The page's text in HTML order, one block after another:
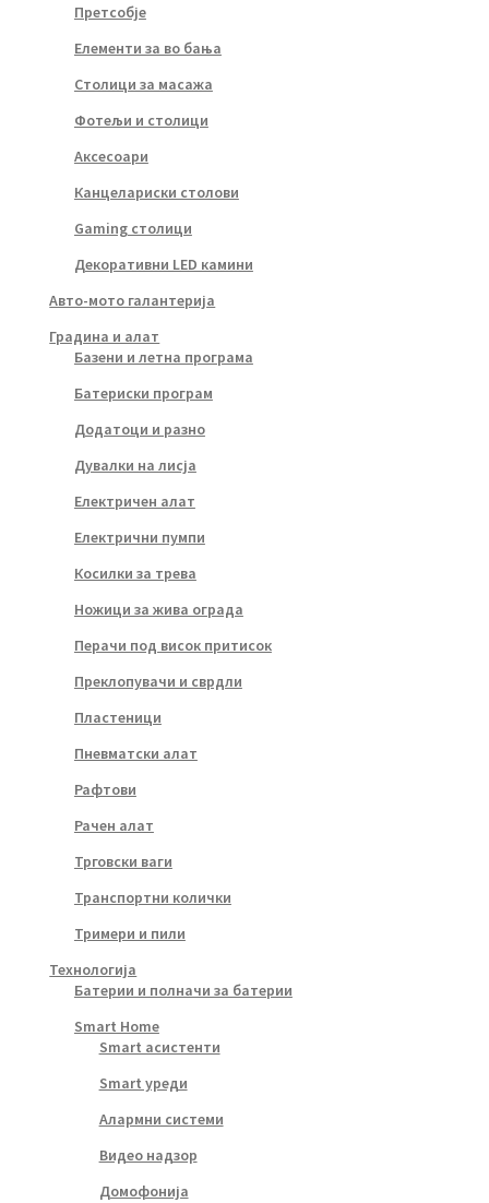
Претсобје
Елементи за во бања
Столици за масажа
Фотељи и столици
Аксесоари
Канцелариски столови
Gaming столици
Декоративни LED камини
Авто-мото галантерија
Градина и алат
Базени и летна програма
Батериски програм
Додатоци и разно
Дувалки на лисја
Електричен алат
Електрични пумпи
Косилки за трева
Ножици за жива ограда
Перачи под висок притисок
Преклопувачи и сврдли
Пластеници
Пневматски алат
Рафтови
Рачен алат
Трговски ваги
Транспортни колички
Тримери и пили
Технологија
Батерии и полначи за батерии
Smart Home
Smart асистенти
Smart уреди
Алармни системи
Видео надзор
Домофонија